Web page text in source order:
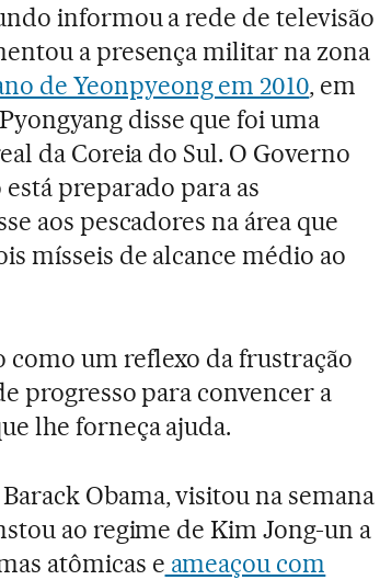
informou a rede de televisão
a presença militar na zona
de Yeonpyeong em 2010, em
disse que foi uma
da Coreia do Sul. O Governo
preparado para as
aos pescadores na área que
mísseis de alcance médio ao
como um reflexo da frustração
progresso para convencer a
lhe forneça ajuda.
Obama, visitou na semana
ao regime de Kim Jong-un a
atômicas e ameaçou com